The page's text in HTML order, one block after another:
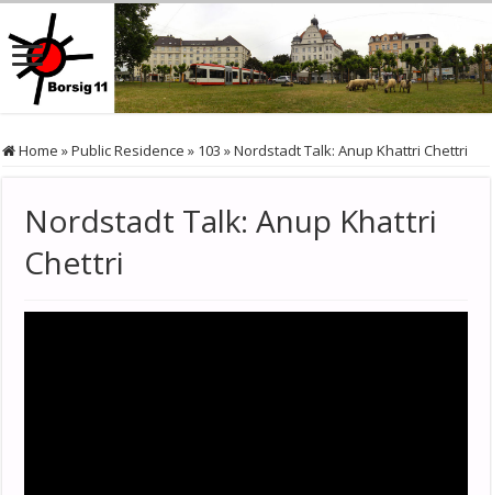
Home »Public Residence » 103 »Nordstadt Talk: Anup Khattri Chettri
Nordstadt Talk: Anup Khattri
Chettri